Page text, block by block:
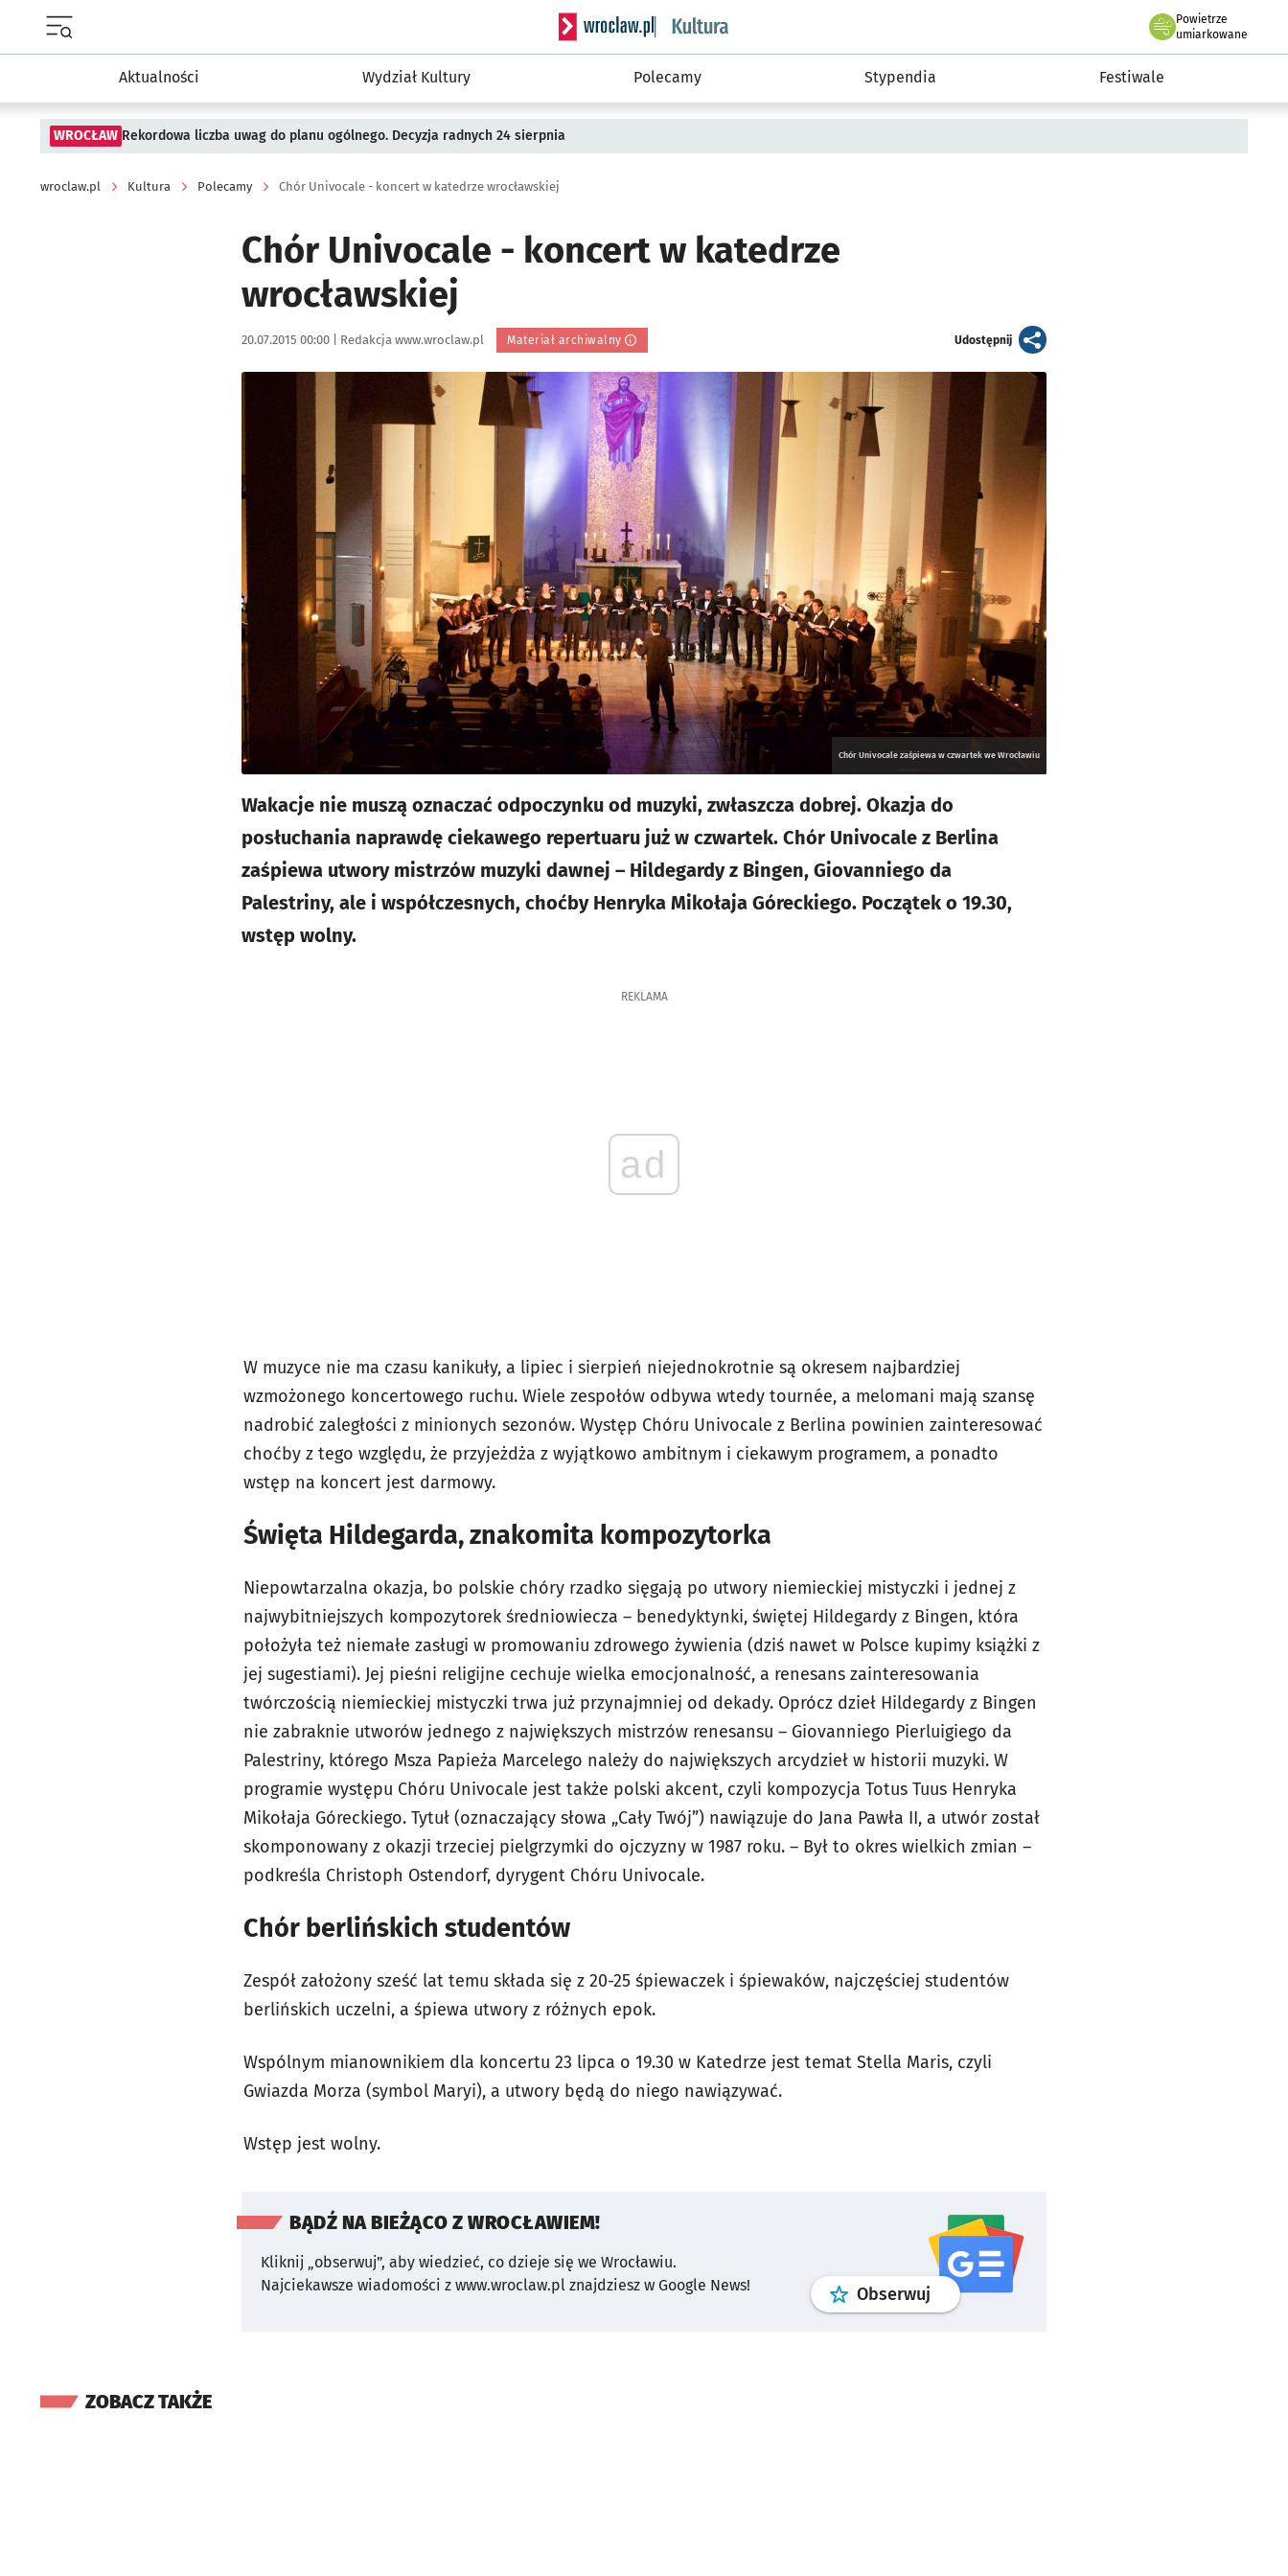
Serwis informacyjny wroclaw.pl podserwis: Kultura
Powietrze
we Wrocławiu
umiarkowane
Aktualności Wydział Kultury Polecamy Stypendia Festiwale
WROCŁAW Rekordowa liczba uwag do planu ogólnego. Decyzja radnych 24 sierpnia
wroclaw.pl Kultura Polecamy Chór Univocale - koncert w katedrze wrocławskiej
Chór Univocale - koncert w katedrze
wrocławskiej
Data publikacji:
20.07.2015 00:00 | Autor:
Redakcja www.wroclaw.pl Materiał archiwalny Udostępnijartykuł
Chór Univocale zaśpiewa w czwartek we Wrocławiu
Wakacje nie muszą oznaczać odpoczynku od muzyki, zwłaszcza dobrej. Okazja do
posłuchania naprawdę ciekawego repertuaru już w czwartek. Chór Univocale z Berlina
zaśpiewa utwory mistrzów muzyki dawnej – Hildegardy z Bingen, Giovanniego da
Palestriny, ale i współczesnych, choćby Henryka Mikołaja Góreckiego. Początek o 19.30,
wstęp wolny.
REKLAMA
ad
W muzyce nie ma czasu kanikuły, a lipiec i sierpień niejednokrotnie są okresem najbardziej
wzmożonego koncertowego ruchu. Wiele zespołów odbywa wtedy tournée, a melomani mają szansę
nadrobić zaległości z minionych sezonów. Występ Chóru Univocale z Berlina powinien zainteresować
choćby z tego względu, że przyjeżdża z wyjątkowo ambitnym i ciekawym programem, a ponadto
wstęp na koncert jest darmowy.
Święta Hildegarda, znakomita kompozytorka
Niepowtarzalna okazja, bo polskie chóry rzadko sięgają po utwory niemieckiej mistyczki i jednej z
najwybitniejszych kompozytorek średniowiecza – benedyktynki, świętej Hildegardy z Bingen, która
położyła też niemałe zasługi w promowaniu zdrowego żywienia (dziś nawet w Polsce kupimy książki z
jej sugestiami). Jej pieśni religijne cechuje wielka emocjonalność, a renesans zainteresowania
twórczością niemieckiej mistyczki trwa już przynajmniej od dekady. Oprócz dzieł Hildegardy z Bingen
nie zabraknie utworów jednego z największych mistrzów renesansu – Giovanniego Pierluigiego da
Palestriny, którego Msza Papieża Marcelego należy do największych arcydzieł w historii muzyki. W
programie występu Chóru Univocale jest także polski akcent, czyli kompozycja Totus Tuus Henryka
Mikołaja Góreckiego. Tytuł (oznaczający słowa „Cały Twój”) nawiązuje do Jana Pawła II, a utwór został
skomponowany z okazji trzeciej pielgrzymki do ojczyzny w 1987 roku. – Był to okres wielkich zmian –
podkreśla Christoph Ostendorf, dyrygent Chóru Univocale.
Chór berlińskich studentów
Zespół założony sześć lat temu składa się z 20-25 śpiewaczek i śpiewaków, najczęściej studentów
berlińskich uczelni, a śpiewa utwory z różnych epok.
Wspólnym mianownikiem dla koncertu 23 lipca o 19.30 w Katedrze jest temat Stella Maris, czyli
Gwiazda Morza (symbol Maryi), a utwory będą do niego nawiązywać.
Wstęp jest wolny.
BĄDŹ NA BIEŻĄCO Z WROCŁAWIEM!
Kliknij „obserwuj”, aby wiedzieć, co dzieje się we Wrocławiu.
Najciekawsze wiadomości z www.wroclaw.pl znajdziesz w Google News!
Obserwuj profilgoogle news
ZOBACZ TAKŻE